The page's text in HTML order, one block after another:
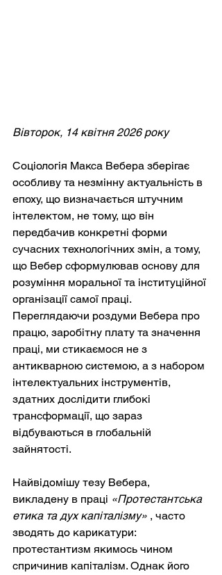
Вівторок, 14 квітня 2026 року
Соціологія Макса Вебера зберігає
особливу та незмінну актуальність в
епоху, що визначається штучним
інтелектом, не тому, що він
передбачив конкретні форми
сучасних технологічних змін, а тому,
що Вебер сформулював основу для
розуміння моральної та інституційної
організації самої праці.
Переглядаючи роздуми Вебера про
працю, заробітну плату та значення
праці, ми стикаємося не з
антикварною системою, а з набором
інтелектуальних інструментів,
здатних дослідити глибокі
трансформації, що зараз
відбуваються в глобальній
зайнятості.
Найвідомішу тезу Вебера,
викладену в праці «Протестантська
етика та дух капіталізму» , часто
зводять до карикатури:
протестантизм якимось чином
спричинив капіталізм. Однак його